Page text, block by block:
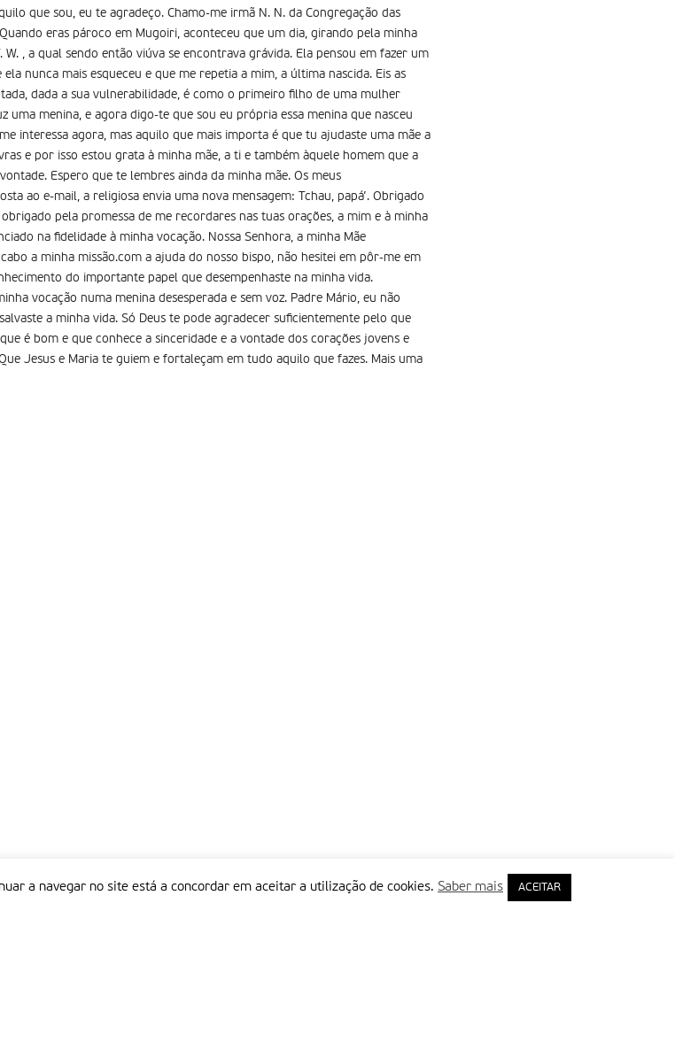
que sou, eu te agradeço. Chamo-me irmã N. N. da Congregação das
eras pároco em Mugoiri, aconteceu que um dia, girando pela minha
, a qual sendo então viúva se encontrava grávida. Ela pensou em fazer um
nunca mais esqueceu e que me repetia a mim, a última nascida. Eis as
dada a sua vulnerabilidade, é como o primeiro filho de uma mulher
uma menina, e agora digo-te que sou eu própria essa menina que nasceu
interessa agora, mas aquilo que mais importa é que tu ajudaste uma mãe a
e por isso estou grata à minha mãe, a ti e também àquele homem que a
Espero que te lembres ainda da minha mãe. Os meus
ao e-mail, a religiosa envia uma nova mensagem: Tchau, papá’. Obrigado
pela promessa de me recordares nas tuas orações, a mim e à minha
na fidelidade à minha vocação. Nossa Senhora, a minha Mãe
a minha missão.com a ajuda do nosso bispo, não hesitei em pôr-me em
do importante papel que desempenhaste na minha vida.
vocação numa menina desesperada e sem voz. Padre Mário, eu não
a minha vida. Só Deus te pode agradecer suficientemente pelo que
é bom e que conhece a sinceridade e a vontade dos corações jovens e
Jesus e Maria te guiem e fortaleçam em tudo aquilo que fazes. Mais uma
a navegar no site está a concordar em aceitar a utilização de cookies. Saber mais ACEITAR